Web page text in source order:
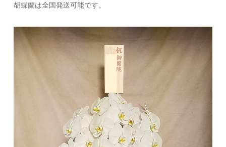
胡蝶蘭は全国発送可能です。